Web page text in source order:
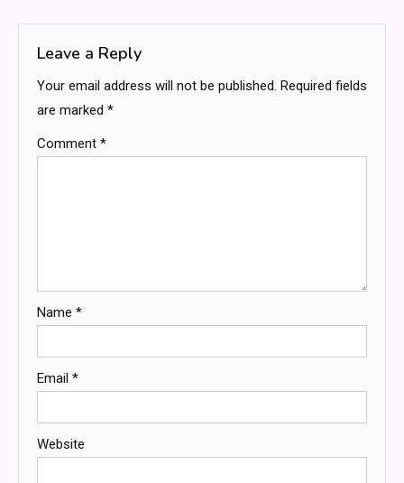
Leave a Reply
Your email address will not be published. Required fields
are marked *
Comment *
Name *
Email *
Website